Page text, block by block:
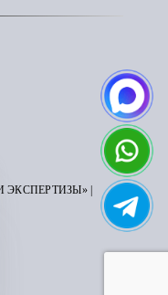
ЭКСПЕРТИЗЫ» |